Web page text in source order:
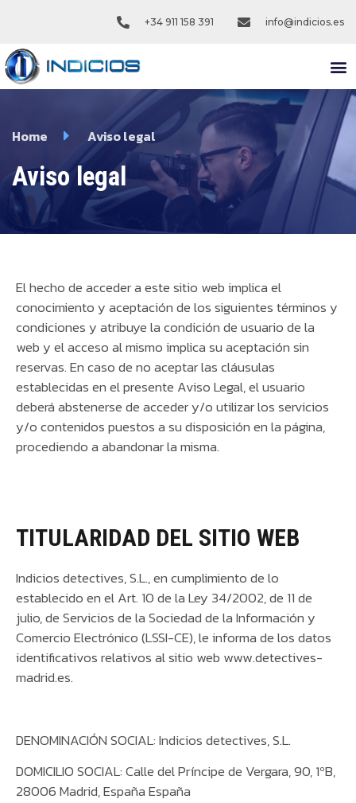
+34 911 158 391 info@indicios.es
Home Aviso legal
Aviso legal
El hecho de acceder a este sitio web implica el
conocimiento y aceptación de los siguientes términos y
condiciones y atribuye la condición de usuario de la
web y el acceso al mismo implica su aceptación sin
reservas. En caso de no aceptar las cláusulas
establecidas en el presente Aviso Legal, el usuario
deberá abstenerse de acceder y/o utilizar los servicios
y/o contenidos puestos a su disposición en la página,
procediendo a abandonar la misma.
TITULARIDAD DEL SITIO WEB
Indicios detectives, S.L., en cumplimiento de lo
establecido en el Art. 10 de la Ley 34/2002, de 11 de
julio, de Servicios de la Sociedad de la Información y
Comercio Electrónico (LSSI-CE), le informa de los datos
identificativos relativos al sitio web www.detectives-
madrid.es.
DENOMINACIÓN SOCIAL: Indicios detectives, S.L.
DOMICILIO SOCIAL: Calle del Príncipe de Vergara, 90, 1ºB,
28006 Madrid, España España